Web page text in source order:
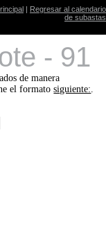
| Regresar al calendario
de subastas
- 91
de manera
el formatosiguiente:.